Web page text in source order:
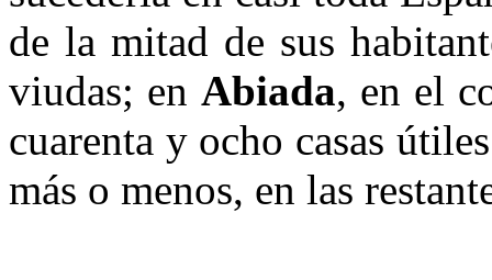
de la mitad de sus
viudas; en Abiada, en el
cuarenta y ocho casas
más o menos, en las